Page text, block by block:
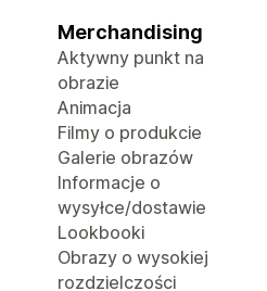
Merchandising
Aktywny punkt na
obrazie
Animacja
Filmy o produkcie
Galerie obrazów
Informacje o
wysyłce/dostawie
Lookbooki
Obrazy o wysokiej
rozdzielczości